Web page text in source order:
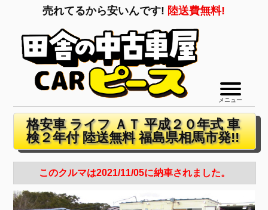
売れてるから安いんです! 陸送費無料!
メニュー
格安車 ライフ ＡＴ 平成２０年式 車
検２年付 陸送無料 福島県相馬市発!!
このクルマは2021/11/05に納車されました。